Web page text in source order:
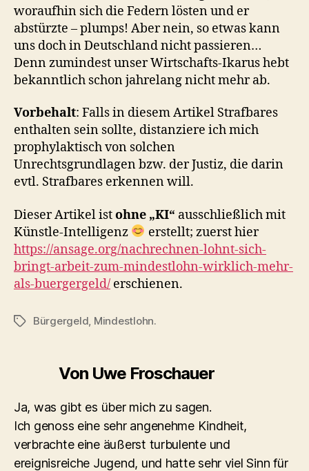
woraufhin sich die Federn lösten und er
abstürzte – plumps! Aber nein, so etwas kann
uns doch in Deutschland nicht passieren…
Denn zumindest unser Wirtschafts-Ikarus hebt
bekanntlich schon jahrelang nicht mehr ab.
Vorbehalt: Falls in diesem Artikel Strafbares
enthalten sein sollte, distanziere ich mich
prophylaktisch von solchen
Unrechtsgrundlagen bzw. der Justiz, die darin
evtl. Strafbares erkennen will.
Dieser Artikel istohne „KI“ ausschließlich mit
Künstle-Intelligenz
erstellt; zuerst hier
https://ansage.org/nachrechnen-lohnt-sich-
bringt-arbeit-zum-mindestlohn-wirklich-mehr-
als-buergergeld/ erschienen.
Schlagwörter
Bürgergeld Mindestlohn.
Von Uwe Froschauer
Ja, was gibt es über mich zu sagen.
Ich genoss eine sehr angenehme Kindheit,
verbrachte eine äußerst turbulente und
ereignisreiche Jugend, und hatte sehr viel Sinn für